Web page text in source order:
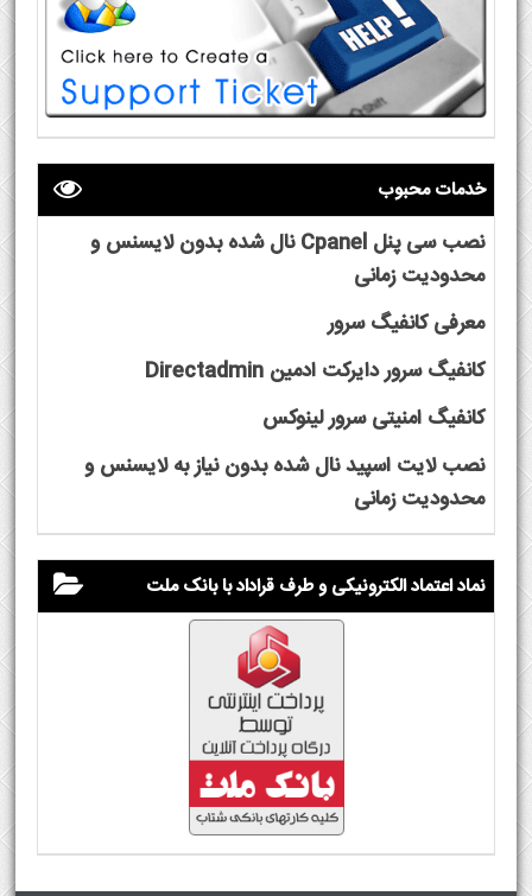
خدمات محبوب
نصب سی پنل Cpanel نال شده بدون لایسنس و
محدودیت زمانی
معرفی کانفیگ سرور
کانفیگ سرور دایرکت ادمین Directadmin
کانفیگ امنیتی سرور لینوکس
نصب لایت اسپید نال شده بدون نیاز به لایسنس و
محدودیت زمانی
نماد اعتماد الکترونیکی و طرف قراداد با بانک ملت